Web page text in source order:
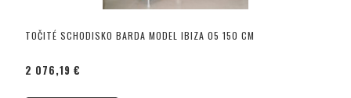
TOČITÉ SCHODISKO BARDA MODEL IBIZA 05 150 CM
2 076,19 €